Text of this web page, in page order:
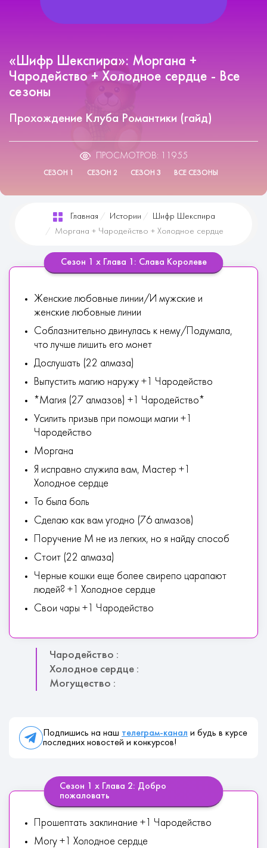
«Шифр Шекспира»: Моргана +
Чародейство + Холодное сердце - Все
сезоны
Прохождение Клуба Романтики (гайд)
ПРОСМОТРОВ: 11955
СЕЗОН 1 СЕЗОН 2 СЕЗОН 3 ВСЕ СЕЗОНЫ
Главная Истории
Шифр Шекспира
Моргана + Чародейство + Холодное сердце
Сезон 1 х Глава 1: Слава Королеве
Женские любовные линии/И мужские и
женские любовные линии
Соблазнительно двинулась к нему/Подумала,
что лучше лишить его монет
Дослушать (22 алмаза)
Выпустить магию наружу +1 Чародейство
*Магия (27 алмазов) +1 Чародейство*
Усилить призыв при помощи магии +1
Чародейство
Моргана
Я исправно служила вам, Мастер +1
Холодное сердце
То была боль
Сделаю как вам угодно (76 алмазов)
Поручение М не из легких, но я найду способ
Стоит (22 алмаза)
Черные кошки еще более свирепо царапают
людей? +1 Холодное сердце
Свои чары +1 Чародейство
Чародейство :
Холодное сердце :
Могущество :
Подпишись на наш телеграм-канал и будь в курсе
последних новостей и конкурсов!
Сезон 1 х Глава 2: Добро
пожаловать
Прошептать заклинание +1 Чародейство
Могу +1 Холодное сердце